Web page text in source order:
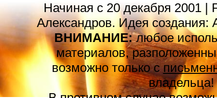
Начиная с 20 декабря 2001 |
Александров. Идея создания:
ВНИМАНИЕ:любое
материалов,
возможно только с
владельца!